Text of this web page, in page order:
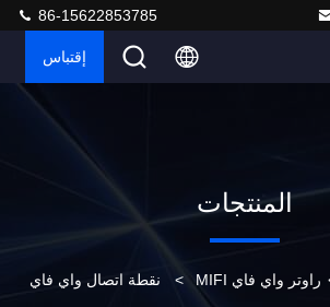
86-15622853785
إقتباس
المنتجات
راوتر واي فاي MIFI > نقطة اتصال واي فاي